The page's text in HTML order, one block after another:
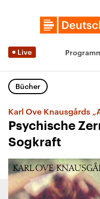
Live
Bücher
Karl Ove Knausgårds
Psychische
Sogkraft